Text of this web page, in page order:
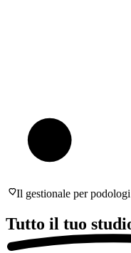
Il gestionale per podologi
Tutto il tuo